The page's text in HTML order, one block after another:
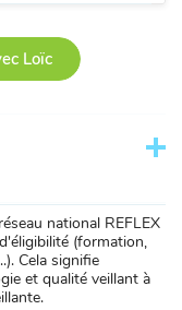
Loïc
national REFLEX
(formation,
Cela signifie
et qualité veillant à